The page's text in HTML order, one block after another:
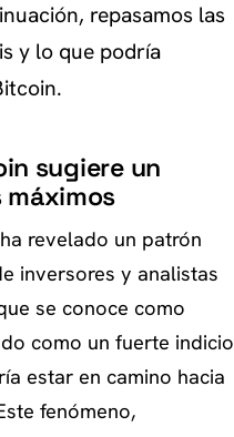
repasamos las
y lo que podría
sugiere un
máximos
revelado un patrón
inversores y analistas
se conoce como
como un fuerte indicio
estar en camino hacia
fenómeno,